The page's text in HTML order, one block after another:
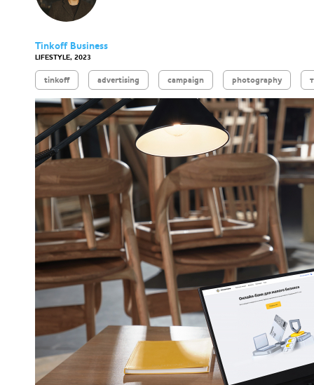
Tinkoff Business
LIFESTYLE, 2023
tinkoff advertising campaign photography